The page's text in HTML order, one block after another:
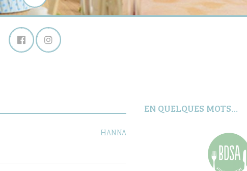
HANNA
EN QUELQUES MOTS…